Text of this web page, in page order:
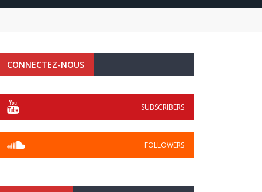
CONNECTEZ-NOUS
SUBSCRIBERS
FOLLOWERS